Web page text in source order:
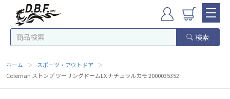
検索
ホーム ＞ スポーツ・アウトドア ＞
Coleman ストンプ ツーリングドームLX ナチュラルカモ 2000035352